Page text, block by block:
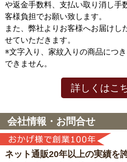
や返金手数料、支払い取り消し手
客様負担でお願い致します。
また、弊社よりお客様へお届けし
せていただきます。
※文字入り、家紋入りの商品につ
できません。
詳しくはこ
会社情報・お問合せ
ネット通販20年以上の実績を